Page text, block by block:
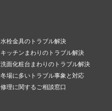
水栓金具のトラブル解決
キッチンまわりのトラブル解決
洗面化粧台まわりのトラブル解決
冬場に多いトラブル事象と対応
修理に関するご相談窓口